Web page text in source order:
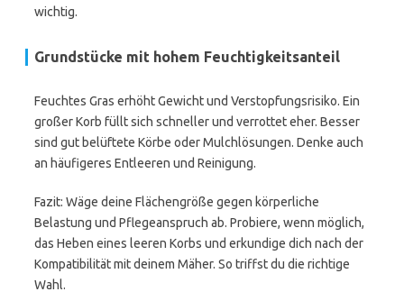
wichtig.
Grundstücke mit hohem Feuchtigkeitsanteil
Feuchtes Gras erhöht Gewicht und Verstopfungsrisiko. Ein
großer Korb füllt sich schneller und verrottet eher. Besser
sind gut belüftete Körbe oder Mulchlösungen. Denke auch
an häufigeres Entleeren und Reinigung.
Fazit: Wäge deine Flächengröße gegen körperliche
Belastung und Pflegeanspruch ab. Probiere, wenn möglich,
das Heben eines leeren Korbs und erkundige dich nach der
Kompatibilität mit deinem Mäher. So triffst du die richtige
Wahl.